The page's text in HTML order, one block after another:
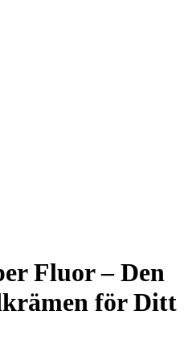
Fluor – Den
för Ditt